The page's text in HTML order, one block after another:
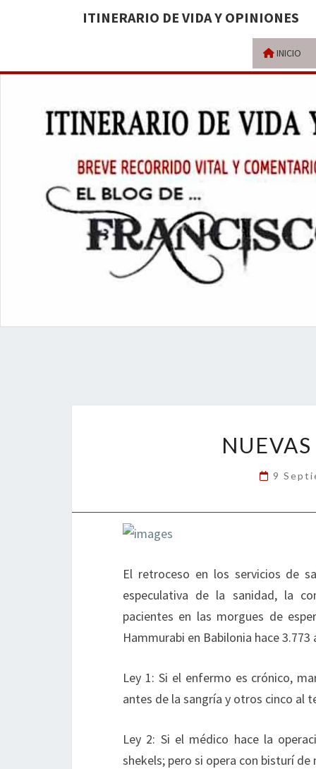
ITINERARIO DE VIDA Y OPINIONES
INICIO
9
El retroceso en los servicios de
especulativa de la sanidad, la
pacientes en las morgues de
Hammurabi en Babilonia hace 3.773
Ley 1: Si el enfermo es crónico,
antes de la sangría y otros cinco al
Ley 2: Si el médico hace la
shekels; pero si opera con bisturí